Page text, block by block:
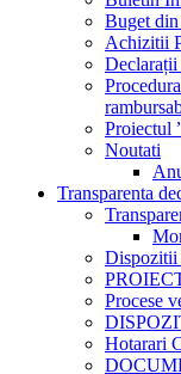
Buget din
Achizitii
Declarații
Proiectul
Noutati
Transparenta
Dispozitii
Procese
Hotarari